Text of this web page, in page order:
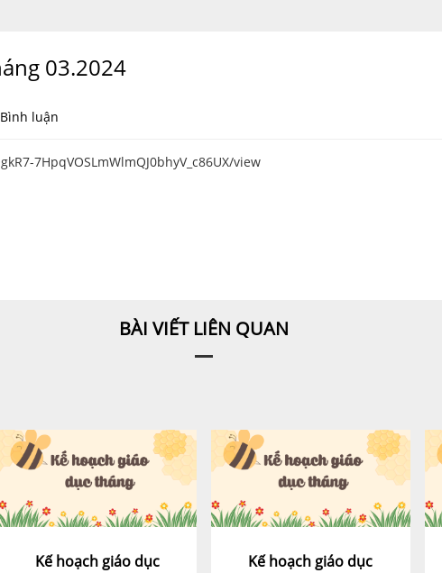
03.2024
luận
7HpqVOSLmWlmQJ0bhyV_c86UX/view
BÀI VIẾT LIÊN QUAN
Kế hoạch giáo dục
Kế hoạch giáo dục